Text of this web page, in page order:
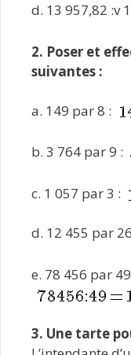
d. 13 957,82 :v
2. Poser et
suivantes :
a. 149 par 8 :
b. 3 764 par 9 :
c. 1 057 par 3 :
d. 12 455 par
e. 78 456 par
3. Une tarte